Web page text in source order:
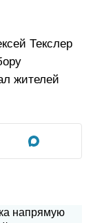
Текслер
жителей